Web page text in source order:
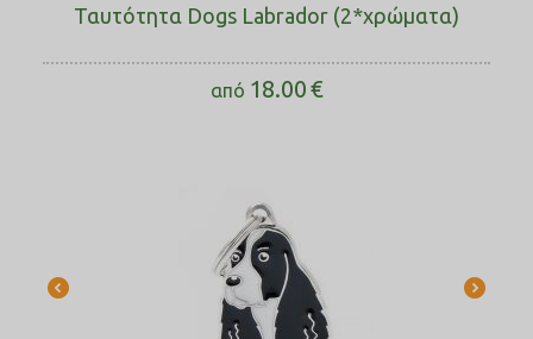
Ταυτότητα Dogs Labrador (2*χρώματα)
από 18.00€